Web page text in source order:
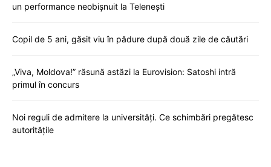
un performance neobișnuit la Telenești
Copil de 5 ani, găsit viu în pădure după două zile de căutări
„Viva, Moldova!” răsună astăzi la Eurovision: Satoshi intră
primul în concurs
Noi reguli de admitere la universități. Ce schimbări pregătesc
autoritățile